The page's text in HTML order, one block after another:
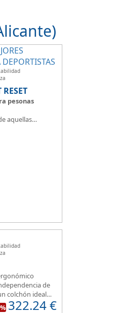
pesonas
aquellas
de
colchón ideal
además es
322.24€